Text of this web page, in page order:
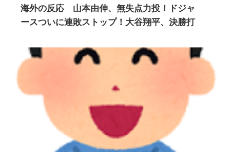
海外の反応 山本由伸、無失点力投！ドジャ
ースついに連敗ストップ！大谷翔平、決勝打